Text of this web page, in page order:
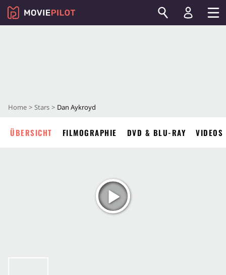
Home Stars Dan Aykroyd
ÜBERSICHT FILMOGRAPHIE DVD & BLU-RAY VIDEOS